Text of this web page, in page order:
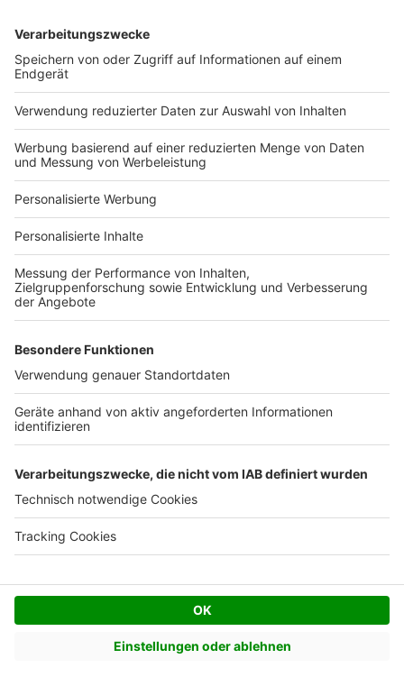
Grundstück einschätzen
anhand wichtiger Kriterien richtig
bewertet.
anfallen.
Weitere Artikel zum Thema
Erdarbeiten erklärt
Erdaushub entsorgen
Erbbaurecht nutzen
Grundstückswert ermitteln
Was sind Baulasten?
Baum fällen Tipps
Grenzbebauung klären
Hangbau Tipps
Flächennutzungsplan
Grundstück finden